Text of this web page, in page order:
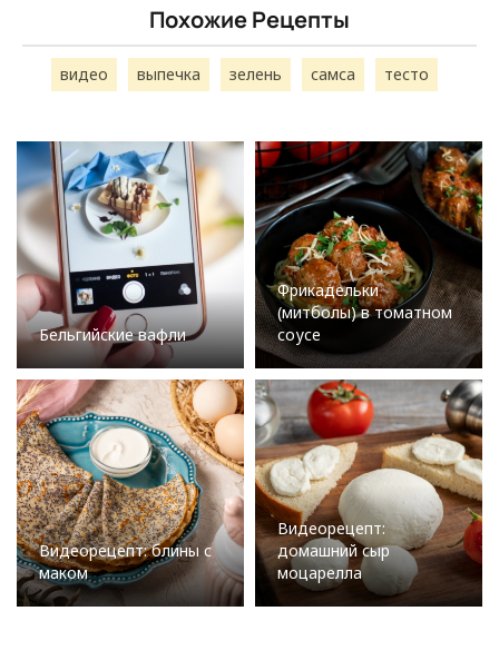
Похожие Рецепты
видео выпечка зелень самса тесто
Бельгийские вафли
Фрикадельки
(митболы) в томатном
соусе
Видеорецепт: блины с
маком
Видеорецепт:
домашний сыр
моцарелла